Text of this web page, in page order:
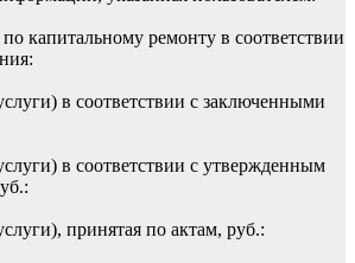
капитальному ремонту в соответствии
в соответствии с заключенными
в соответствии с утвержденным
принятая по актам, руб.: